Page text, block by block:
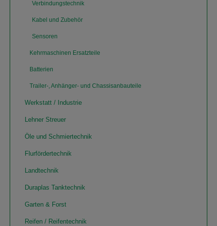
Verbindungstechnik
Kabel und Zubehör
Sensoren
Kehrmaschinen Ersatzteile
Batterien
Trailer-, Anhänger- und Chassisanbauteile
Werkstatt / Industrie
Lehner Streuer
Öle und Schmiertechnik
Flurfördertechnik
Landtechnik
Duraplas Tanktechnik
Garten & Forst
Reifen / Reifentechnik